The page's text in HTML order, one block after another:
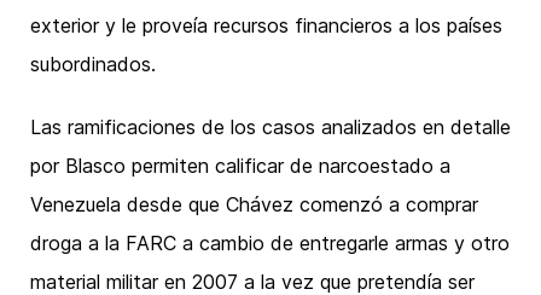
exterior y le proveía recursos financieros a los países
subordinados.
Las ramificaciones de los casos analizados en detalle
por Blasco permiten calificar de narcoestado a
Venezuela desde que Chávez comenzó a comprar
droga a la FARC a cambio de entregarle armas y otro
material militar en 2007 a la vez que pretendía ser